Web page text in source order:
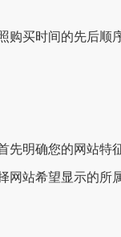
购买时间的先后顺
先明确您的网站特
网站希望显示的所